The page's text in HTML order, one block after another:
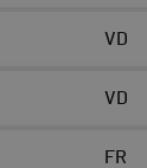
VD
VD
FR